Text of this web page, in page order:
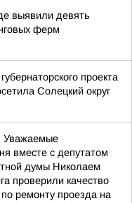
выявили девять
ферм
проекта
Солецкий округ
Уважаемые
вместе с депутатом
думы Николаем
проверили качество
ремонту проезда на